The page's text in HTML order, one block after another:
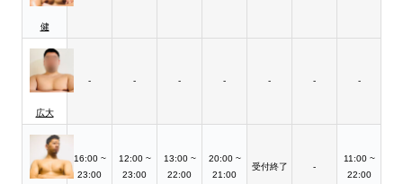
健
広大
- - - - - - -
16:00 ~
23:00
12:00 ~
23:00
13:00 ~
22:00
20:00 ~
21:00
受付終了 -
11:00 ~
22:00